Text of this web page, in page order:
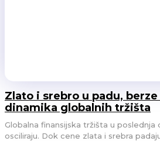
Zlato i srebro u padu,
dinamika globalnih tržišta
Globalna finansijska tržišta u poslednja
osciliraju. Dok cene zlata i srebra